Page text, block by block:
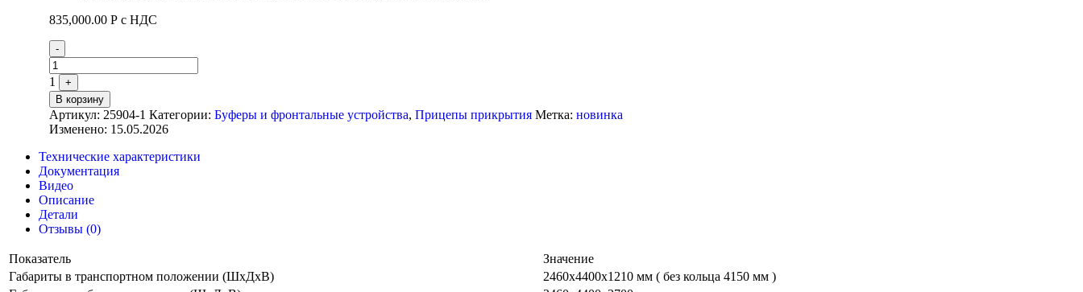
835,000.00Р с НДС
Quantity
-
1
+
В корзину
Артикул: 25904-1 Категории:Буферы и фронтальные устройства,Прицепы прикрытия Метка:новинка
Изменено: 15.05.2026
Технические характеристики
Документация
Видео
Описание
Детали
Отзывы (0)
Показатель
Значение
Габариты в транспортном положении (ШхДхВ)
2460х4400х1210 мм ( без кольца 4150 мм )